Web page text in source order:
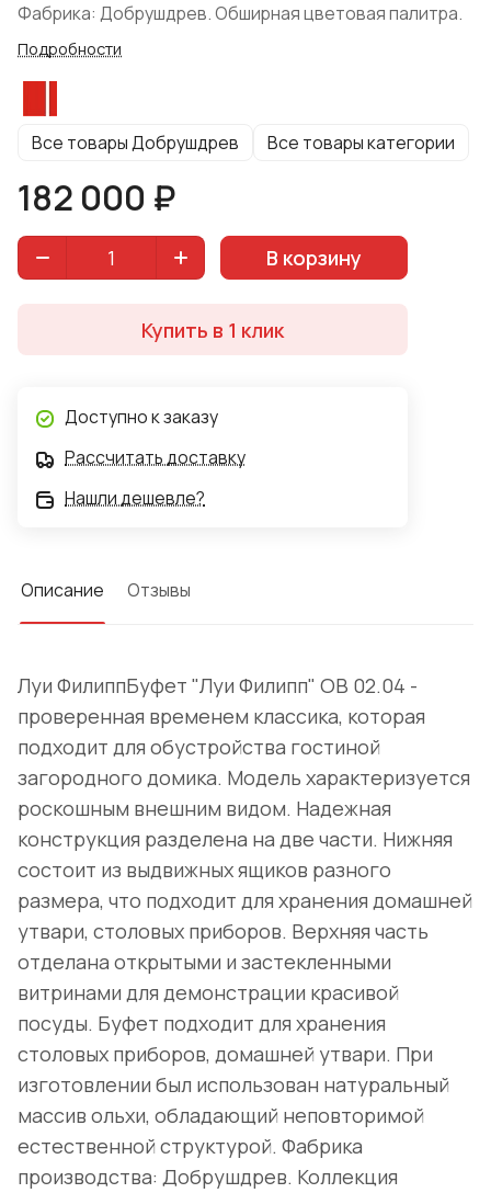
Фабрика: Добрушдрев. Обширная цветовая палитра.
Подробности
Все товары Добрушдрев Все товары категории
182 000 ₽
В корзину
Купить в 1 клик
Доступно к заказу
Рассчитать доставку
Нашли дешевле?
Описание Отзывы
Луи ФилиппБуфет "Луи Филипп" ОВ 02.04 -
проверенная временем классика, которая
подходит для обустройства гостиной
загородного домика. Модель характеризуется
роскошным внешним видом. Надежная
конструкция разделена на две части. Нижняя
состоит из выдвижных ящиков разного
размера, что подходит для хранения домашней
утвари, столовых приборов. Верхняя часть
отделана открытыми и застекленными
витринами для демонстрации красивой
посуды. Буфет подходит для хранения
столовых приборов, домашней утвари. При
изготовлении был использован натуральный
массив ольхи, обладающий неповторимой
естественной структурой. Фабрика
производства: Добрушдрев. Коллекция